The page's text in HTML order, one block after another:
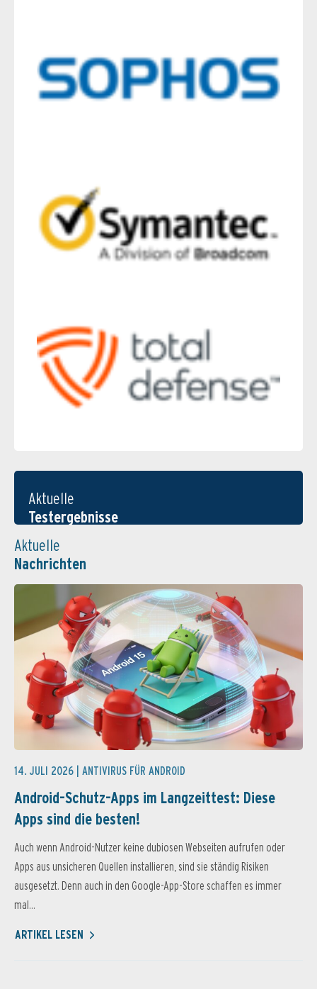
Aktuelle
Testergebnisse
Aktuelle
Nachrichten
14. JULI 2026 | ANTIVIRUS FÜR ANDROID
Android-Schutz-Apps im Langzeittest: Diese
Apps sind die besten!
Auch wenn Android-Nutzer keine dubiosen Webseiten aufrufen oder
Apps aus unsicheren Quellen installieren, sind sie ständig Risiken
ausgesetzt. Denn auch in den Google-App-Store schaffen es immer
mal...
ARTIKEL LESEN